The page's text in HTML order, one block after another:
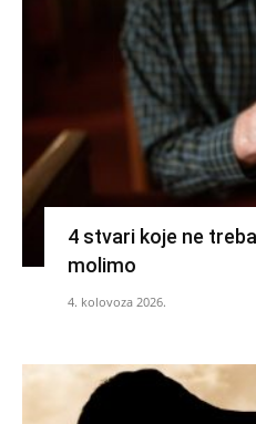
4 stvari koje ne
molimo
4. kolovoza 2026.